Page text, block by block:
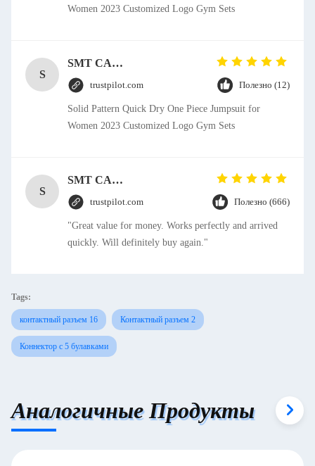
Women 2023 Customized Logo Gym Sets
S
SMT CAP Type Box Header Connector 1.27mm Pitch Gold Flash Contact Plating
trustpilot.com Полезно (12)
Solid Pattern Quick Dry One Piece Jumpsuit for
Women 2023 Customized Logo Gym Sets
S
SMT CAP Type Box Header Connector 1.27mm Pitch Gold Flash Contact Plating
trustpilot.com Полезно (666)
"Great value for money. Works perfectly and arrived
quickly. Will definitely buy again."
Tags:
контактный разъем 16 Контактный разъем 2
Коннектор с 5 булавками
Аналогичные Продукты